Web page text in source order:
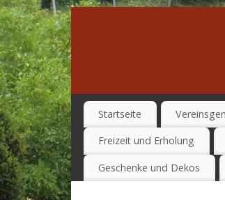
Startseite
Freizeit und Erholung
Geschenke und Dekos